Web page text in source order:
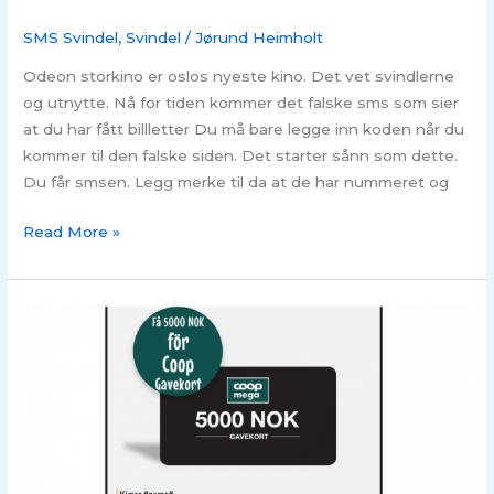
SMS Svindel,Svindel /Jørund Heimholt
Odeon storkino er oslos nyeste kino. Det vet svindlerne
og utnytte. Nå for tiden kommer det falske sms som sier
at du har fått billletter Du må bare legge inn koden når du
kommer til den falske siden. Det starter sånn som dette.
Du får smsen. Legg merke til da at de har nummeret og
Read More »